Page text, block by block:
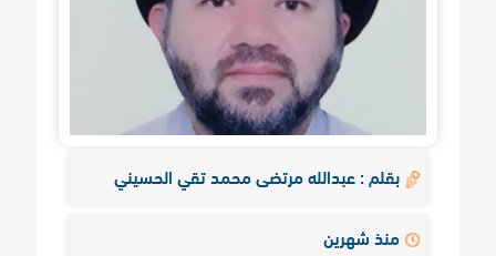
بقلم : عبدالله مرتضى محمد تقي الحسيني
منذ شهرين